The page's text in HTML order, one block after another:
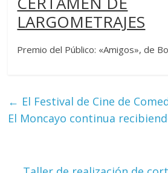
LARGOMETRAJES
Premio del Público: «Amigos», de
← El Festival de Cine de
El Moncayo continua